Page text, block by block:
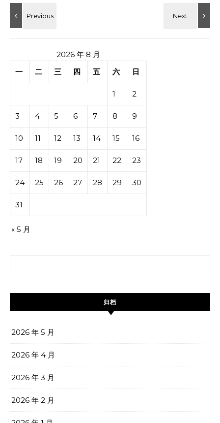
2026 年 8 月
一
二 三 四 五 六 日
1 2
3 4 5 6 7 8 9
10 11 12 13 14 15 16
17 18 19 20 21 22 23
24 25 26 27 28 29 30
31
« 5 月
归档
2026 年 5 月
2026 年 4 月
2026 年 3 月
2026 年 2 月